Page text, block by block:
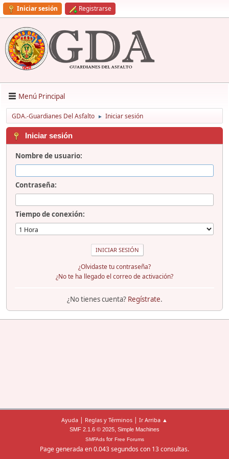
Iniciar sesión Registrarse
Menú Principal
GDA.-Guardianes Del Asfalto ► Iniciar sesión
Iniciar sesión
Nombre de usuario:
Contraseña:
Tiempo de conexión:
¿Olvidaste tu contraseña?
¿No te ha llegado el correo de activación?
¿No tienes cuenta? Regístrate.
Ayuda | Reglas y Términos | Ir Arriba ▲
SMF 2.1.6 © 2025, Simple Machines
SMFAdsfor Free Forums
Page generada en 0.043 segundos con 13 consultas.